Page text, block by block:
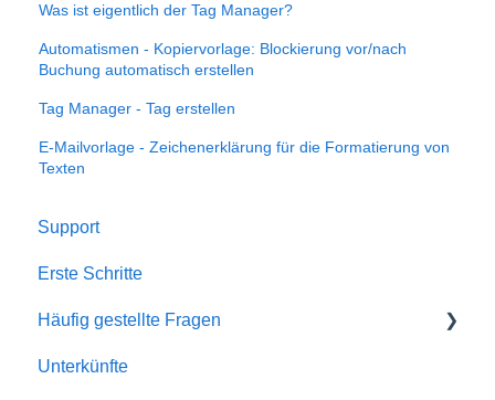
Was ist eigentlich der Tag Manager?
Automatismen - Kopiervorlage: Blockierung vor/nach
Buchung automatisch erstellen
Tag Manager - Tag erstellen
E-Mailvorlage - Zeichenerklärung für die Formatierung von
Texten
Support
Erste Schritte
Häufig gestellte Fragen
Account
Unterkünfte